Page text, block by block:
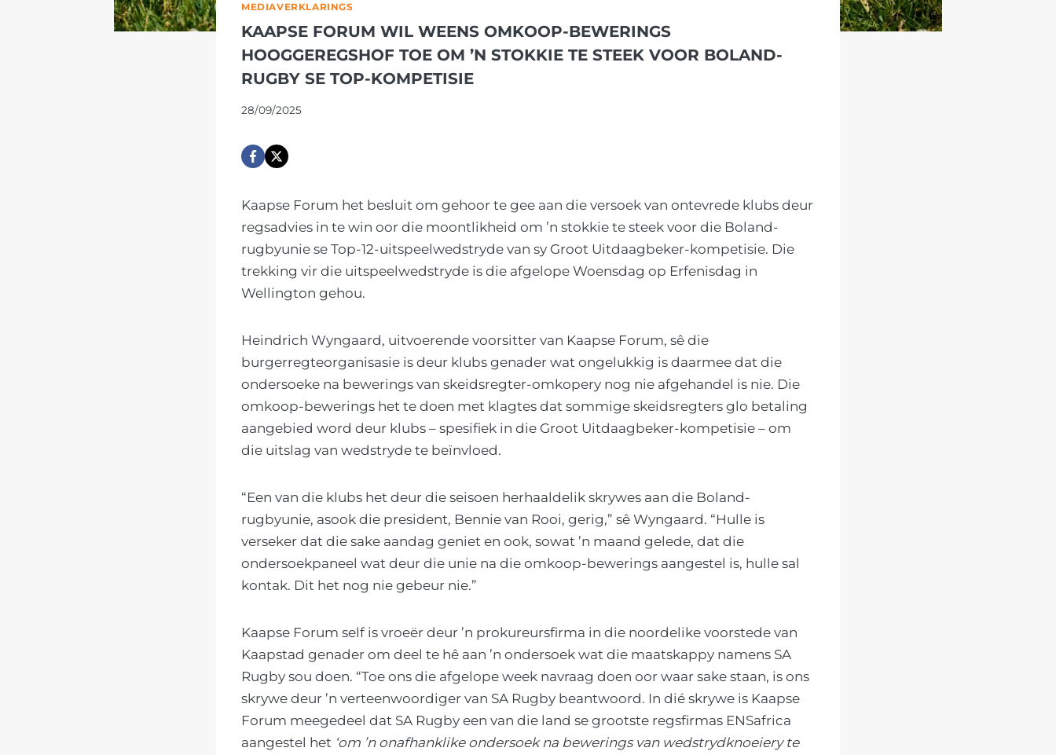
MEDIAVERKLARINGS
KAAPSE FORUM WIL WEENS OMKOOP-BEWERINGS
HOOGGEREGSHOF TOE OM ’N STOKKIE TE STEEK VOOR BOLAND-
RUGBY SE TOP-KOMPETISIE
28/09/2025
Kaapse Forum het besluit om gehoor te gee aan die versoek van ontevrede klubs deur
regsadvies in te win oor die moontlikheid om ’n stokkie te steek voor die Boland-
rugbyunie se Top-12-uitspeelwedstryde van sy Groot Uitdaagbeker-kompetisie. Die
trekking vir die uitspeelwedstryde is die afgelope Woensdag op Erfenisdag in
Wellington gehou.
Heindrich Wyngaard, uitvoerende voorsitter van Kaapse Forum, sê die
burgerregteorganisasie is deur klubs genader wat ongelukkig is daarmee dat die
ondersoeke na bewerings van skeidsregter-omkopery nog nie afgehandel is nie. Die
omkoop-bewerings het te doen met klagtes dat sommige skeidsregters glo betaling
aangebied word deur klubs – spesifiek in die Groot Uitdaagbeker-kompetisie – om
die uitslag van wedstryde te beïnvloed.
“Een van die klubs het deur die seisoen herhaaldelik skrywes aan die Boland-
rugbyunie, asook die president, Bennie van Rooi, gerig,” sê Wyngaard. “Hulle is
verseker dat die sake aandag geniet en ook, sowat ’n maand gelede, dat die
ondersoekpaneel wat deur die unie na die omkoop-bewerings aangestel is, hulle sal
kontak. Dit het nog nie gebeur nie.”
Kaapse Forum self is vroeër deur ’n prokureursfirma in die noordelike voorstede van
Kaapstad genader om deel te hê aan ’n ondersoek wat die maatskappy namens SA
Rugby sou doen. “Toe ons die afgelope week navraag doen oor waar sake staan, is ons
skrywe deur ’n verteenwoordiger van SA Rugby beantwoord. In dié skrywe is Kaapse
Forum meegedeel dat SA Rugby een van die land se grootste regsfirmas ENSafrica
aangestel het ‘om ’n onafhanklike ondersoek na bewerings van wedstrydknoeiery te